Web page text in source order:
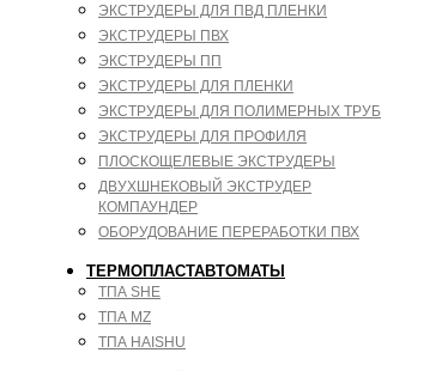
ЭКСТРУДЕРЫ ДЛЯ ПВД ПЛЕНКИ
ЭКСТРУДЕРЫ ПВХ
ЭКСТРУДЕРЫ ПП
ЭКСТРУДЕРЫ ДЛЯ ПЛЕНКИ
ЭКСТРУДЕРЫ ДЛЯ ПОЛИМЕРНЫХ ТРУБ
ЭКСТРУДЕРЫ ДЛЯ ПРОФИЛЯ
ПЛОСКОЩЕЛЕВЫЕ ЭКСТРУДЕРЫ
ДВУХШНЕКОВЫЙ ЭКСТРУДЕР
КОМПАУНДЕР
ОБОРУДОВАНИЕ ПЕРЕРАБОТКИ ПВХ
ТЕРМОПЛАСТАВТОМАТЫ
ТПА SHE
ТПА MZ
ТПА HAISHU